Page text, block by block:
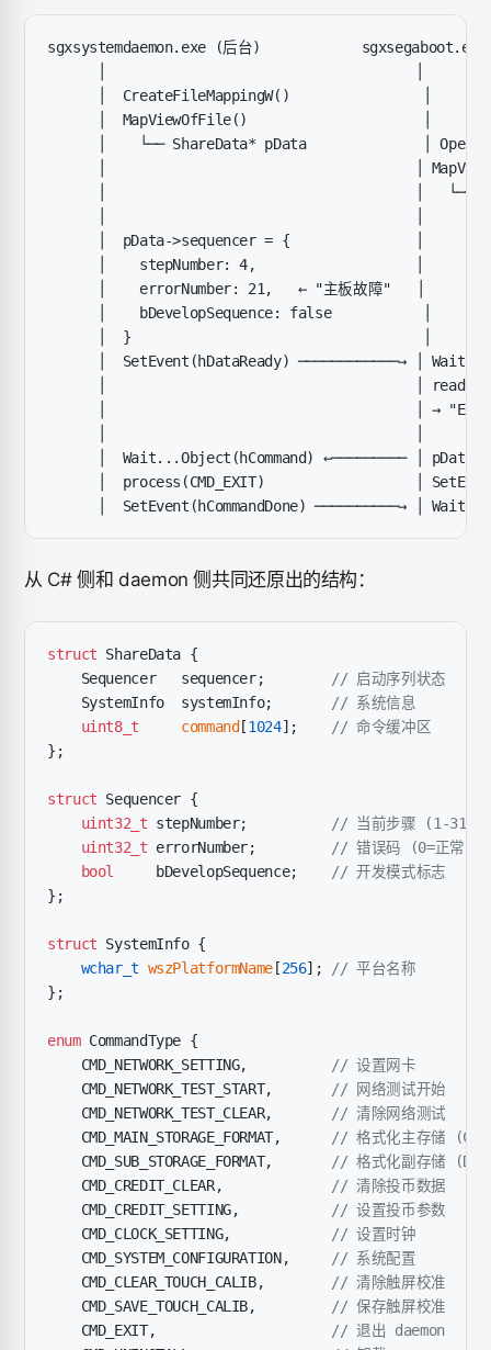
sgxsystemdaemon.exe (后台)            sgxsegaboot.exe
      │  CreateFileMappingW()                │
      │  MapViewOfFile()                     │
│    └── ShareData* pData              │
│                                     │
│                                     │   └──
      │  pData->sequencer = {               │
      │    stepNumber: 4,                   │
      │    errorNumber: 21,   ← "主板故障"   │
      │    bDevelopSequence: false           │
      │  }                                   │
│  SetEvent(hDataReady) ────────────→ │
│                                     │
│                                     │ →
│  Wait...Object(hCommand) ←───────── │ pData-
│  process(CMD_EXIT)                  │
│  SetEvent(hCommandDone) ──────────→ │
从 C# 侧和 daemon 侧共同还原出的结构：
struct ShareData {
    Sequencer   sequencer;
        // 启动序列状态
    SystemInfo  systemInfo;
       // 系统信息
    uint8_t
     command
[1024];
    // 命令缓冲区
};
struct Sequencer {
    uint32_t
stepNumber;
          // 当前步骤 (1-31)
    uint32_t
errorNumber;
         // 错误码 (0=正常)
    bool
     bDevelopSequence;
    // 开发模式标志
};
struct SystemInfo {
    wchar_t
wszPlatformName[256];
// 平台名称
};
enum CommandType {
    CMD_NETWORK_SETTING,
          // 设置网卡
    CMD_NETWORK_TEST_START,
       // 网络测试开始
    CMD_NETWORK_TEST_CLEAR,
       // 清除网络测试
    CMD_MAIN_STORAGE_FORMAT,
      // 格式化主存储 (C:)
    CMD_SUB_STORAGE_FORMAT,
       // 格式化副存储 (D:)
    CMD_CREDIT_CLEAR,
             // 清除投币数据
    CMD_CREDIT_SETTING,
           // 设置投币参数
    CMD_CLOCK_SETTING,
            // 设置时钟
    CMD_SYSTEM_CONFIGURATION,
     // 系统配置
    CMD_CLEAR_TOUCH_CALIB,
        // 清除触屏校准
    CMD_SAVE_TOUCH_CALIB,
         // 保存触屏校准
    CMD_EXIT,
                     // 退出 daemon